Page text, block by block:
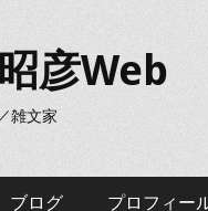
彦Web
雑文家
ブログ プロフィー